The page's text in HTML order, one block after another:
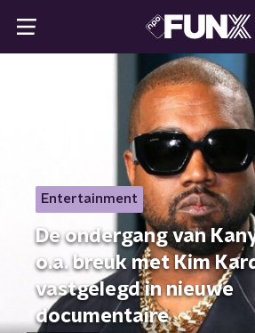
Entertainment
De ondergang van
o.a. breuk met Kim
vastgelegd in nieuwe
documentaire